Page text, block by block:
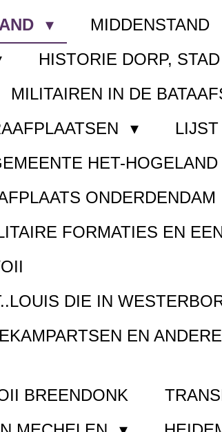
MIDDENSTAND
HISTORIE DORP,
MILITAIREN IN DE
HET-HOGELAND
ONDERDENDAM
FORMATIES EN
DIE IN
EN
BREENDONK